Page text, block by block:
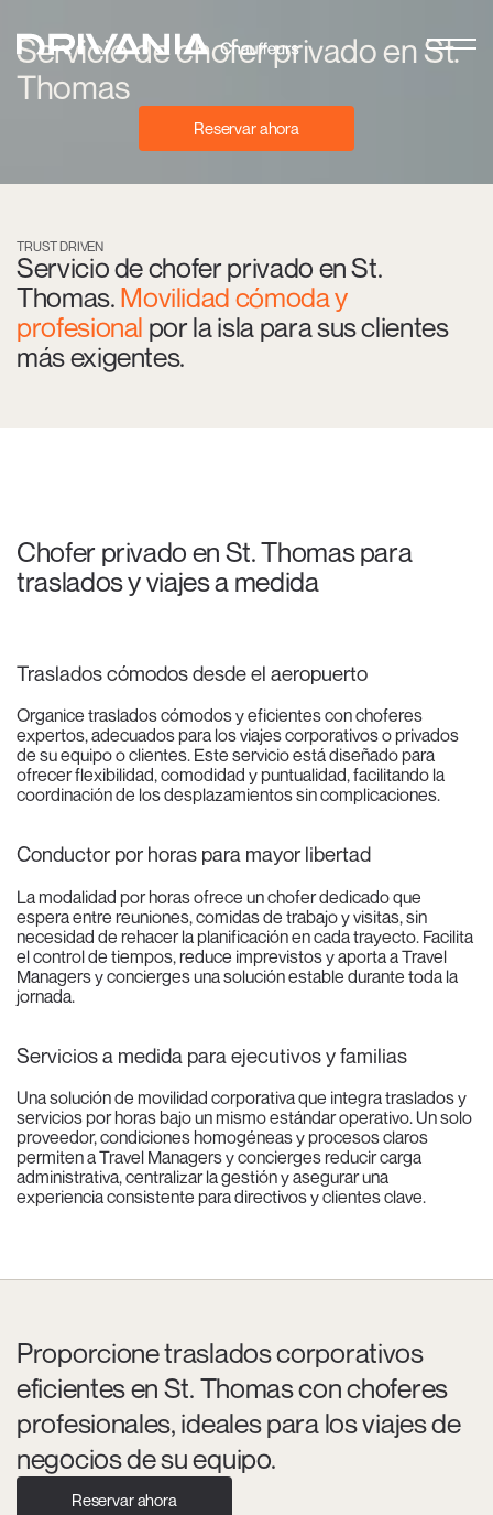
Servicio de chofer privado en St.
Thomas
Reservar ahora
TRUST DRIVEN
Servicio de chofer privado en St.
Thomas. Movilidad cómoda y
profesional por la isla para sus clientes
más exigentes.
Chofer privado en St. Thomas para
traslados y viajes a medida
Traslados cómodos desde el aeropuerto
Organice traslados cómodos y eficientes con choferes
expertos, adecuados para los viajes corporativos o privados
de su equipo o clientes. Este servicio está diseñado para
ofrecer flexibilidad, comodidad y puntualidad, facilitando la
coordinación de los desplazamientos sin complicaciones.
Conductor por horas para mayor libertad
La modalidad por horas ofrece un chofer dedicado que
espera entre reuniones, comidas de trabajo y visitas, sin
necesidad de rehacer la planificación en cada trayecto. Facilita
el control de tiempos, reduce imprevistos y aporta a Travel
Managers y concierges una solución estable durante toda la
jornada.
Servicios a medida para ejecutivos y familias
Una solución de movilidad corporativa que integra traslados y
servicios por horas bajo un mismo estándar operativo. Un solo
proveedor, condiciones homogéneas y procesos claros
permiten a Travel Managers y concierges reducir carga
administrativa, centralizar la gestión y asegurar una
experiencia consistente para directivos y clientes clave.
Proporcione traslados corporativos
eficientes en St. Thomas con choferes
profesionales, ideales para los viajes de
negocios de su equipo.
Reservar ahora